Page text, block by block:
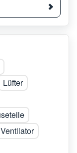
Lüfter
Ventilator